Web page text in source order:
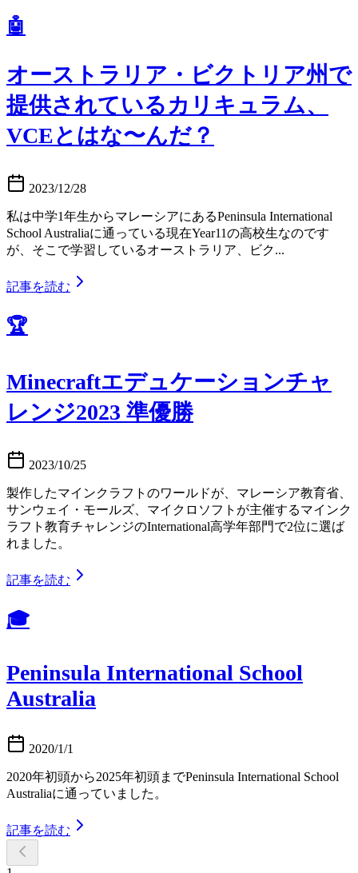
🤖
オーストラリア・ビクトリア州で
提供されているカリキュラム、
VCEとはな〜んだ？
2023/12/28
私は中学1年生からマレーシアにあるPeninsula International
School Australiaに通っている現在Year11の高校生なのです
が、そこで学習しているオーストラリア、ビク...
記事を読む
🏆
Minecraftエデュケーションチャ
レンジ2023 準優勝
2023/10/25
製作したマインクラフトのワールドが、マレーシア教育省、
サンウェイ・モールズ、マイクロソフトが主催するマインク
ラフト教育チャレンジのInternational高学年部門で2位に選ば
れました。
記事を読む
🎓
Peninsula International School
Australia
2020/1/1
2020年初頭から2025年初頭までPeninsula International School
Australiaに通っていました。
記事を読む